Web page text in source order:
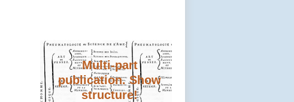
Multi-part
publication. Show
structure!